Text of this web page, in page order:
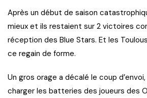
Après un début de saison
mieux et ils restaient sur 2 victoires
réception des Blue Stars. Et les
ce regain de forme.
Un gros orage a décalé le coup
charger les batteries des joueurs des